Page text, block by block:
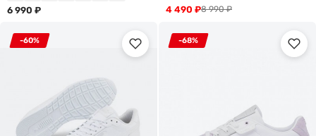
6 990 ₽ 8 990₽
4 490 ₽
-60% -68%